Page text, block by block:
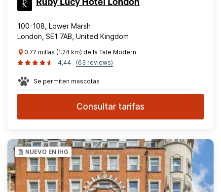
Ruby Lucy Hotel London
100-108, Lower Marsh
London, SE1 7AB, United Kingdom
0.77 millas (1.24 km) de la Tate Modern
4,44
(63 reviews)
Se permiten mascotas
Consultar tarifas
NUEVO EN IHG